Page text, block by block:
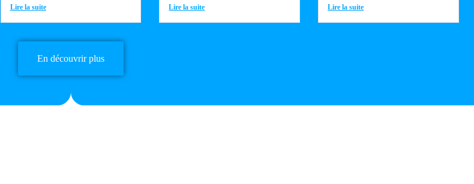
Lire la suite Lire la suite Lire la suite
En découvrir plus